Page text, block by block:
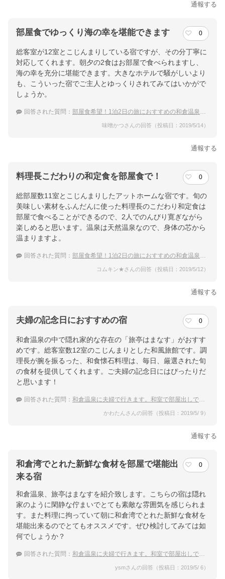
通報する
部屋食でゆっくり海の幸を堪能できます 0
総客室が12室とこじんまりしている宿ですが、その分丁寧に
対応してくれます。朝夕の2食はお部屋で食べられますし、
海の幸を充分に堪能できます。大きなホテルで騒がしいより
も、こういった宿でご主人とゆっくりされてみてはいかがで
しょうか。
回答された質問： 部屋食希望！1泊2日の旅におすすめの和倉温泉の宿は？
味噌かつさんの回答（投稿日：2019/5/14）
通報する
料理長こだわりの和定食を部屋食で！ 0
総部屋数11室とこじんまりしたアットホームな宿です。旬の
美味しい素材をふんだんに使った料理長のこだわり和定食は
部屋で食べることができるので、2人でのんびり寛ぎながら
楽しめると思います。温泉は天然温泉なので、身体の芯から
温まりますよ。
回答された質問： 部屋食希望！1泊2日の旅におすすめの和倉温泉の宿は？
コムキン★さんの回答（投稿日：2019/5/12）
通報する
夫婦の記念日におすすめの宿 0
和倉温泉の中で隠れ家的な存在の「旅亭はまなす」がおすす
めです。総客室数12室のこじんまりとした和風旅館です。調
理長が腕を振るった、和食懐石料理は、毎日、厳選された旬
の食材を提供してくれます。ご夫婦の記念日にはぴったりだ
と思います！
回答された質問： 和倉温泉に夫婦で行きます。和室で部屋出しでゆっくり食事が出来るおすすめの温泉宿はありますか？
かわたんさんの回答（投稿日：2019/5/ 9）
通報する
和倉湾でとれた新鮮な食材を部屋で堪能出
来る宿
0
和倉温泉、旅亭はまなすを紹介致します。こちらの宿は隠れ
家のように閑静な佇まいでとても素敵な雰囲気を感じられま
す。また料理に拘っていて朝に和倉湾でとれた新鮮な食材を
堪能出来るのでとてもオススメです。ぜひ検討してみては如
何でしょうか？
回答された質問： 和倉温泉に夫婦で行きます。和室で部屋出しでゆっくり食事が出来るおすすめの温泉宿はありますか？
ysmさんの回答（投稿日：2019/5/ 6）